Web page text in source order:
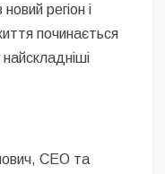
регіон і
починається
найскладніші
CEO та